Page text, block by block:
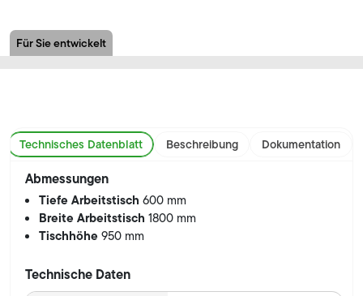
Für Sie entwickelt
Technisches Datenblatt Beschreibung Dokumentation
Abmessungen
Tiefe Arbeitstisch600 mm
Breite Arbeitstisch1800 mm
Tischhöhe950 mm
Technische Daten